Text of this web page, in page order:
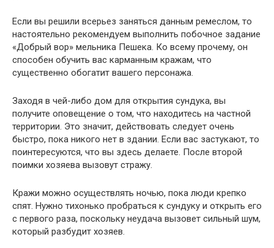
Если вы решили всерьез заняться данным ремеслом, то
настоятельно рекомендуем выполнить побочное задание
«Добрый вор» мельника Пешека. Ко всему прочему, он
способен обучить вас карманным кражам, что
существенно обогатит вашего персонажа.
Заходя в чей-либо дом для открытия сундука, вы
получите оповещение о том, что находитесь на частной
территории. Это значит, действовать следует очень
быстро, пока никого нет в здании. Если вас застукают, то
поинтересуются, что вы здесь делаете. После второй
поимки хозяева вызовут стражу.
Кражи можно осуществлять ночью, пока люди крепко
спят. Нужно тихонько пробраться к сундуку и открыть его
с первого раза, поскольку неудача вызовет сильный шум,
который разбудит хозяев.